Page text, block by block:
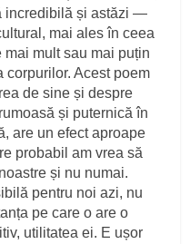
incredibilă și astăzi —
mai ales în ceea
mult sau mai puțin
corpurilor. Acest poem
de sine și despre
și puternică în
are un efect aproape
probabil am vrea să
și nu numai.
pentru noi azi, nu
pe care o are o
utilitatea ei. E ușor